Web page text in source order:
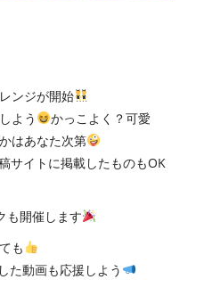
ンジが開始
よう
かっこよく？可愛
はあなた次第
サイトに掲載したものもOK
も開催します
も
た動画も応援しよう